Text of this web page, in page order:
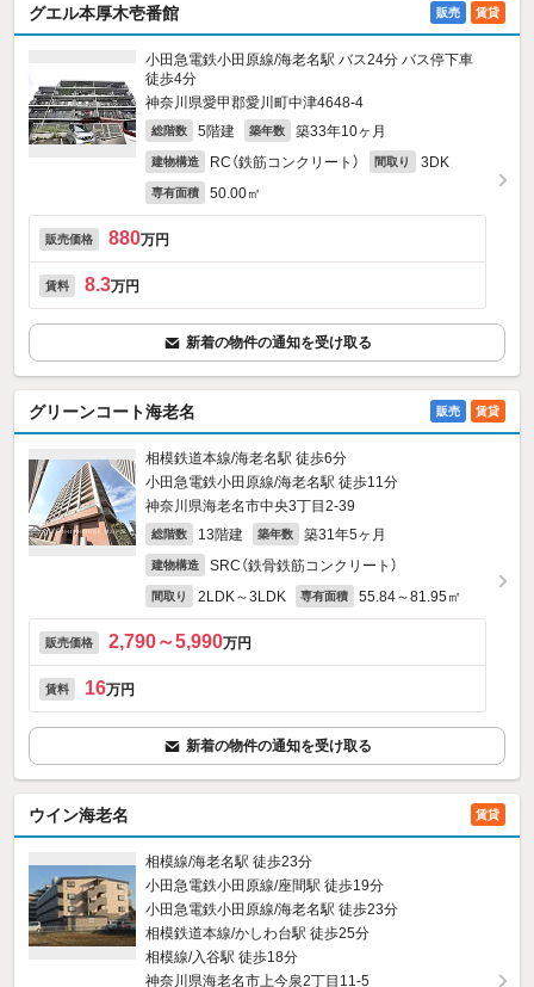
グエル本厚木壱番館 販売 賃貸
小田急電鉄小田原線/海老名駅 バス24分 バス停下車
徒歩4分
神奈川県愛甲郡愛川町中津4648‐4
総階数 5階建 築年数 築33年10ヶ月
建物構造 RC（鉄筋コンクリート） 間取り 3DK
専有面積 50.00㎡
販売価格 880万円
賃料 8.3万円
新着の物件の通知を受け取る
グリーンコート海老名 販売 賃貸
相模鉄道本線/海老名駅 徒歩6分
小田急電鉄小田原線/海老名駅 徒歩11分
神奈川県海老名市中央3丁目2-39
総階数 13階建 築年数 築31年5ヶ月
建物構造 SRC（鉄骨鉄筋コンクリート）
間取り 2LDK～3LDK 専有面積 55.84～81.95㎡
販売価格 2,790～5,990万円
賃料 16万円
新着の物件の通知を受け取る
ウイン海老名 賃貸
相模線/海老名駅 徒歩23分
小田急電鉄小田原線/座間駅 徒歩19分
小田急電鉄小田原線/海老名駅 徒歩23分
相模鉄道本線/かしわ台駅 徒歩25分
相模線/入谷駅 徒歩18分
神奈川県海老名市上今泉2丁目11-5